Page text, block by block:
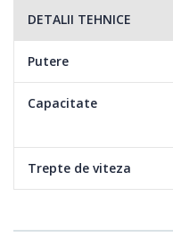
DETALII TEHNICE
Putere
Capacitate
Trepte de viteza